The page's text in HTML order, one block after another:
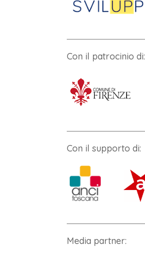
Con il patrocinio di:
Con il supporto di:
Media partner: